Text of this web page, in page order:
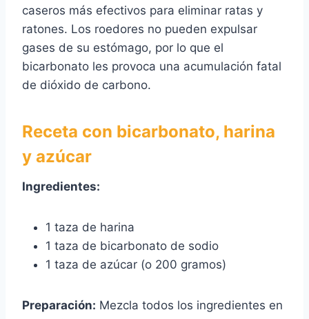
caseros más efectivos para eliminar ratas y
ratones. Los roedores no pueden expulsar
gases de su estómago, por lo que el
bicarbonato les provoca una acumulación fatal
de dióxido de carbono.
Receta con bicarbonato, harina
y azúcar
Ingredientes:
1 taza de harina
1 taza de bicarbonato de sodio
1 taza de azúcar (o 200 gramos)
Preparación: Mezcla todos los ingredientes en